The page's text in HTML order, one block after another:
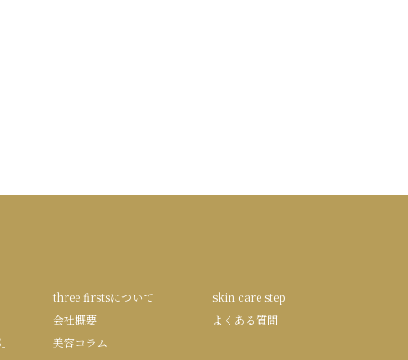
three firstsについて
skin care step
会社概要
よくある質問
美容コラム